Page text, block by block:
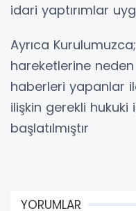
idari yaptırımlar
Ayrıca
hareketlerine neden
haberleri yapanlar
ilişkin gerekli
başlatılmıştır
YORUMLAR